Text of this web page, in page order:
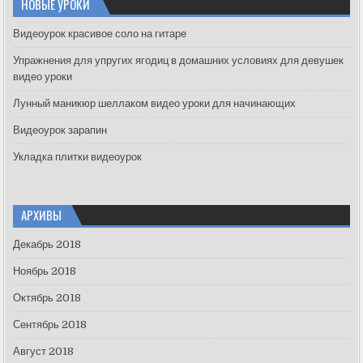
h
f
r
:
НОВЫЕ УРОКИ
Видеоурок красивое соло на гитаре
Упражнения для упругих ягодиц в домашних условиях для девушек
видео уроки
Лунный маникюр шеллаком видео уроки для начинающих
Видеоурок зарапин
Укладка плитки видеоурок
АРХИВЫ
Декабрь 2018
Ноябрь 2018
Октябрь 2018
Сентябрь 2018
Август 2018